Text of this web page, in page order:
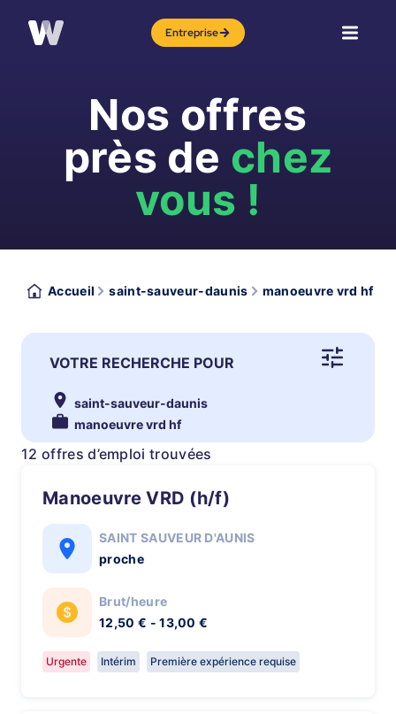
Entreprise
Nos offres
près de chez
vous !
Accueil saint-sauveur-daunis manoeuvre vrd hf
VOTRE RECHERCHE POUR
saint-sauveur-daunis
manoeuvre vrd hf
12 offres d’emploi trouvées
Manoeuvre VRD (h/f)
SAINT SAUVEUR D'AUNIS
proche
Brut/heure
12,50 € - 13,00 €
Urgente Intérim Première expérience requise